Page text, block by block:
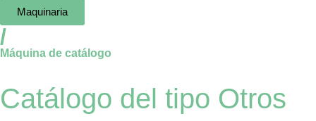
Maquinaria
/
Máquina de catálogo
Catálogo del tipo Otros